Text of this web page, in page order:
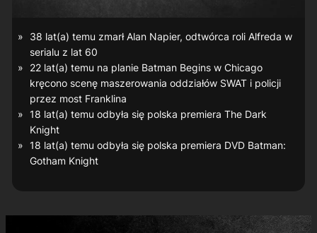
38 lat(a) temu zmarł Alan Napier, odtwórca roli Alfreda w
serialu z lat 60
22 lat(a) temu na planie Batman Beginsw Chicago
kręcono scenę maszerowania oddziałów SWAT i policji
przez most Franklina
18 lat(a) temu odbyła się polska premiera The Dark
Knight
18 lat(a) temu odbyła się polska premiera DVD Batman:
Gotham Knight